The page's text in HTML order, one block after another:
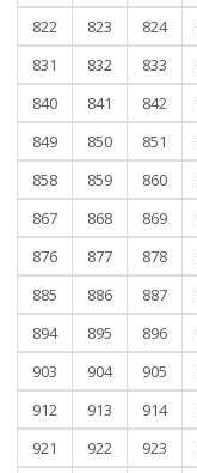
822
823 824
831
832 833
840
841 842
849
850 851
858
859 860
867
868 869
876
877 878
885
886 887
894
895 896
903
904 905
912
913 914
921
922 923